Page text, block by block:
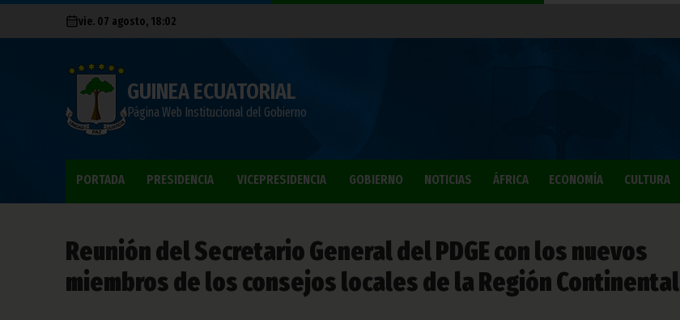
vie. 07 agosto, 18:02
GUINEA ECUATORIAL
Página Web Institucional del Gobierno
PORTADA PRESIDENCIA VICEPRESIDENCIA GOBIERNO NOTICIAS ÁFRICA ECONOMÍA CULTURA
Reunión del Secretario General del PDGE con los nuevos
miembros de los consejos locales de la Región Continental